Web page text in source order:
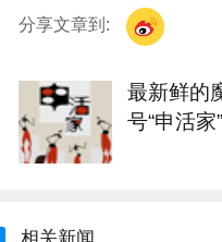
分享文章到:
最新鲜的
号“申活